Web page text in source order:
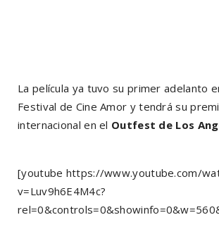
La película ya tuvo su primer adelanto
Festival de Cine Amor y tendrá su
internacional en el Outfest de Los
[youtube https://www.youtube.com/
v=Luv9h6E4M4c?